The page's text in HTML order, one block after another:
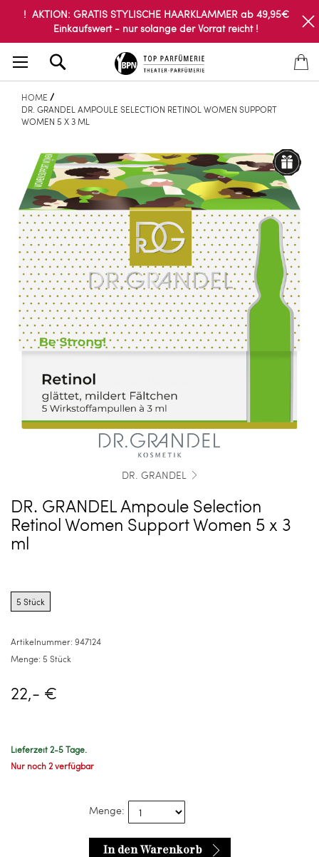
! AKTION: GRATIS STYLISCHE HAARKLAMMER ab 49,95€
Einkaufswert - nur solange der Vorrat reicht !
HOME
DR. GRANDEL AMPOULE SELECTION RETINOL WOMEN SUPPORT
WOMEN 5 X 3 ML
DR. GRANDEL
DR. GRANDEL Ampoule Selection
Retinol Women Support Women 5 x 3
ml
options
for
5 Stück
Artikelnummer: 947124
Menge: 5 Stück
22,- €
Lieferzeit 2-5 Tage.
Nur noch 2 verfügbar
Menge:
In den Warenkorb